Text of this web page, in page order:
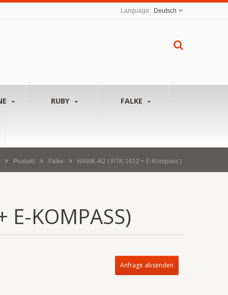
Deutsch
RUBY FALKE
Produkt Falke HAWK-R2 ( RTK-1612 + E-Kompass )
E-KOMPASS)
Anfrage absenden